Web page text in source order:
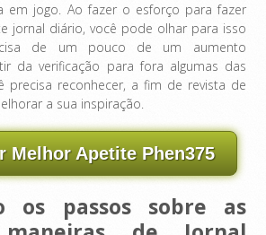
em jogo. Ao fazer o esforço para fazer
jornal diário, você pode olhar para isso
de um pouco de um aumento
da verificação para fora algumas das
precisa reconhecer, a fim de revista de
a sua inspiração.
Melhor Apetite Phen375
os passos sobre as